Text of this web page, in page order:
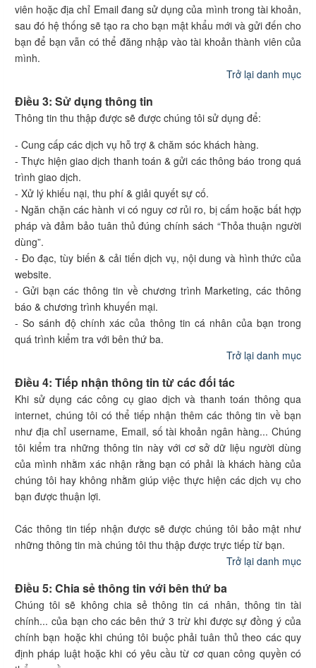
viên hoặc địa chỉ Email đang sử dụng của mình trong tài khoản,
sau đó hệ thống sẽ tạo ra cho bạn mật khẩu mới và gửi đến cho
bạn để bạn vẫn có thể đăng nhập vào tài khoản thành viên của
mình.
Trở lại danh mục
Điều 3: Sử dụng thông tin
Thông tin thu thập được sẽ được chúng tôi sử dụng để:
- Cung cấp các dịch vụ hỗ trợ & chăm sóc khách hàng.
- Thực hiện giao dịch thanh toán & gửi các thông báo trong quá
trình giao dịch.
- Xử lý khiếu nại, thu phí & giải quyết sự cố.
- Ngăn chặn các hành vi có nguy cơ rủi ro, bị cấm hoặc bất hợp
pháp và đảm bảo tuân thủ đúng chính sách “Thỏa thuận người
dùng”.
- Đo đạc, tùy biến & cải tiến dịch vụ, nội dung và hình thức của
website.
- Gửi bạn các thông tin về chương trình Marketing, các thông
báo & chương trình khuyến mại.
- So sánh độ chính xác của thông tin cá nhân của bạn trong
quá trình kiểm tra với bên thứ ba.
Trở lại danh mục
Điều 4: Tiếp nhận thông tin từ các đối tác
Khi sử dụng các công cụ giao dịch và thanh toán thông qua
internet, chúng tôi có thể tiếp nhận thêm các thông tin về bạn
như địa chỉ username, Email, số tài khoản ngân hàng... Chúng
tôi kiểm tra những thông tin này với cơ sở dữ liệu người dùng
của mình nhằm xác nhận rằng bạn có phải là khách hàng của
chúng tôi hay không nhằm giúp việc thực hiện các dịch vụ cho
bạn được thuận lợi.
Các thông tin tiếp nhận được sẽ được chúng tôi bảo mật như
những thông tin mà chúng tôi thu thập được trực tiếp từ bạn.
Trở lại danh mục
Điều 5: Chia sẻ thông tin với bên thứ ba
Chúng tôi sẽ không chia sẻ thông tin cá nhân, thông tin tài
chính... của bạn cho các bên thứ 3 trừ khi được sự đồng ý của
chính bạn hoặc khi chúng tôi buộc phải tuân thủ theo các quy
định pháp luật hoặc khi có yêu cầu từ cơ quan công quyền có